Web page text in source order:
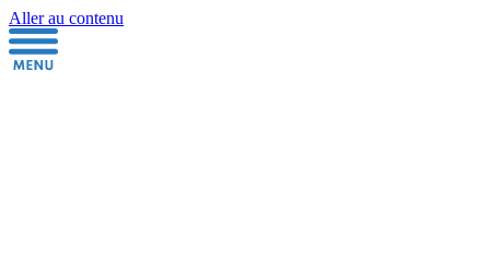
Aller au contenu